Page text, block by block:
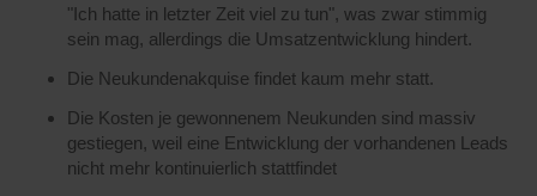
"Ich hatte in letzter Zeit viel zu tun", was zwar stimmig
sein mag, allerdings die Umsatzentwicklung hindert.
Die Neukundenakquise findet kaum mehr statt.
Die Kosten je gewonnenem Neukunden sind massiv
gestiegen, weil eine Entwicklung der vorhandenen Leads
nicht mehr kontinuierlich stattfindet